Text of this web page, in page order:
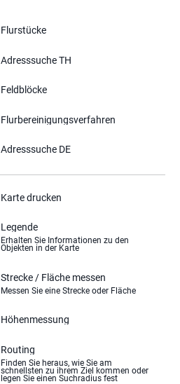
Flurstücke
Adresssuche TH
Feldblöcke
Flurbereinigungsverfahren
Adresssuche DE
Karte drucken
Legende
Erhalten Sie Informationen zu den
Objekten in der Karte
Strecke / Fläche messen
Messen Sie eine Strecke oder Fläche
Höhenmessung
Routing
Finden Sie heraus, wie Sie am
schnellsten zu ihrem Ziel kommen oder
legen Sie einen Suchradius fest